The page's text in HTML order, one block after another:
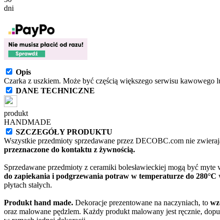
dni
Opis
Czarka z uszkiem. Może być częścią większego serwisu
DANE TECHNICZNE
produkt
HANDMADE
SZCZEGÓŁY PRODUKTU
Wszystkie przedmioty sprzedawane przez DECOBC.com nie
przeznaczone do kontaktu z żywnością.
Sprzedawane przedmioty z ceramiki bolesławieckiej mogą być
do zapiekania i podgrzewania potraw w temperaturze do 280°C
płytach stałych.
Produkt hand made. Dekoracje prezentowane na naczyniach, to
oraz malowane pędzlem. Każdy produkt malowany jest ręcznie,